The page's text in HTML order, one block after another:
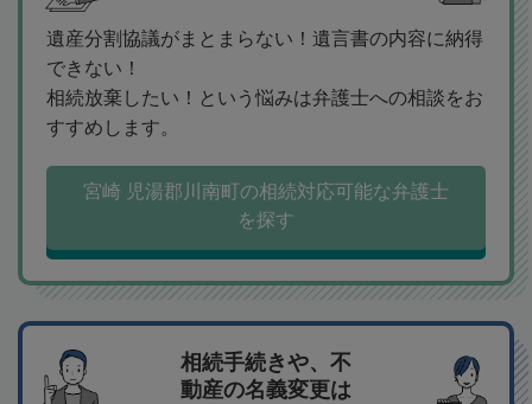
遺産分割協議がまとまらない！遺言書の内容に納得
できない！
相続放棄したい！という悩みは弁護士への相談をお
すすめします。
宮崎 児湯郡川南町の相続対応可能な弁護士
を探す
相続手続きや、不
動産の名義変更は